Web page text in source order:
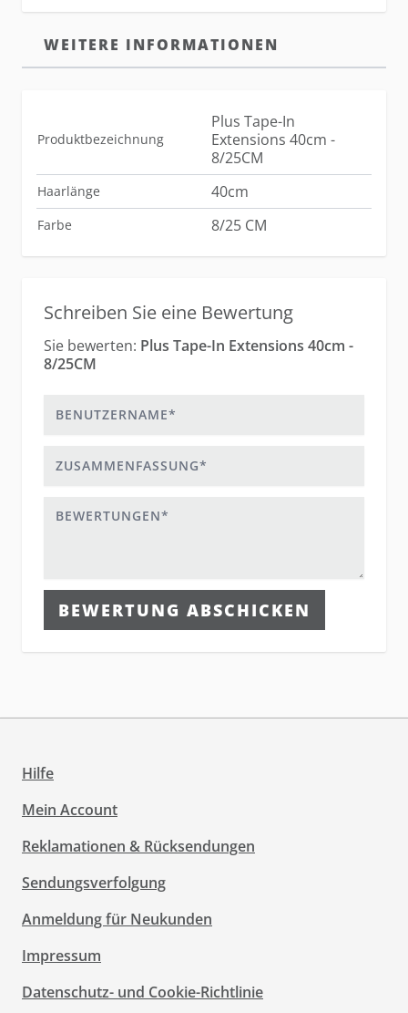
WEITERE INFORMATIONEN
Produktbezeichnung
Plus Tape-In
Extensions 40cm -
8/25CM
Haarlänge 40cm
Farbe 8/25 CM
Schreiben Sie eine Bewertung
Sie bewerten: Plus Tape-In Extensions 40cm -
8/25CM
BEWERTUNG ABSCHICKEN
Hilfe
Mein Account
Reklamationen & Rücksendungen
Sendungsverfolgung
Anmeldung für Neukunden
Impressum
Datenschutz- und Cookie-Richtlinie